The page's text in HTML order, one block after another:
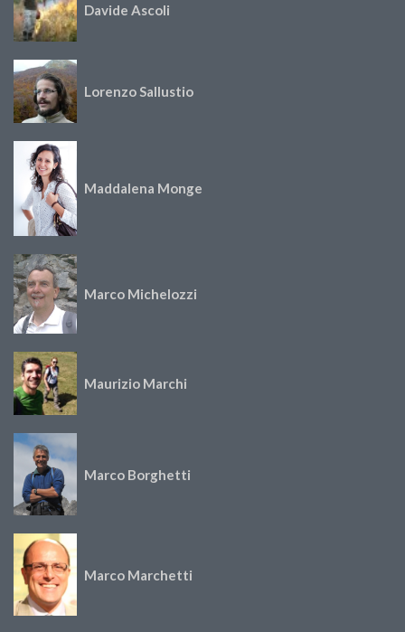
Davide Ascoli
Lorenzo Sallustio
Maddalena Monge
Marco Michelozzi
Maurizio Marchi
Marco Borghetti
Marco Marchetti